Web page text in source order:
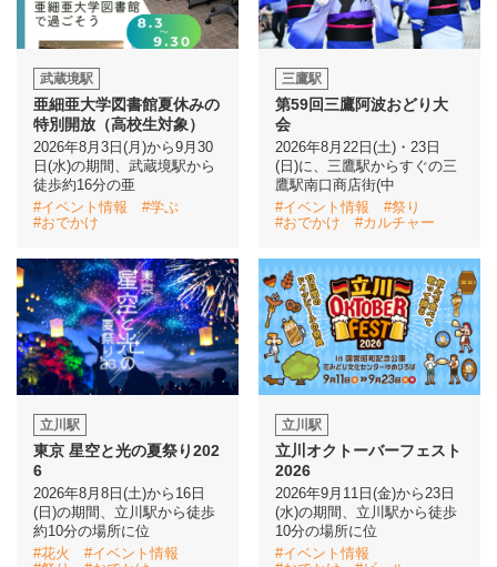
中央線カルチャー
特集
連載
中央線フェス
イベント情報
おしらせ
駅から探す
武蔵境駅
亜細亜大学図書館夏休みの
特別開放（高校生対象）
2026年8月3日(月)から9月30
日(水)の期間、武蔵境駅から
徒歩約16分の亜
#イベント情報
#学ぶ
#おでかけ
三鷹駅
第59回三鷹阿波おどり大
会
2026年8月22日(土)・23日
(日)に、三鷹駅からすぐの三
鷹駅南口商店街(中
#イベント情報
#祭り
#おでかけ
#カルチャー
立川駅
東京 星空と光の夏祭り202
6
2026年8月8日(土)から16日
(日)の期間、立川駅から徒歩
約10分の場所に位
#花火
#イベント情報
立川駅
立川オクトーバーフェスト
2026
2026年9月11日(金)から23日
(水)の期間、立川駅から徒歩
10分の場所に位
#イベント情報